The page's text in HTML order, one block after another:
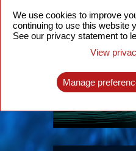
智能分组光网络
面向各类应用场景、
络解决方案
We use cookies to improve
continuing to use this website
See our privacy statement to
View
Manage